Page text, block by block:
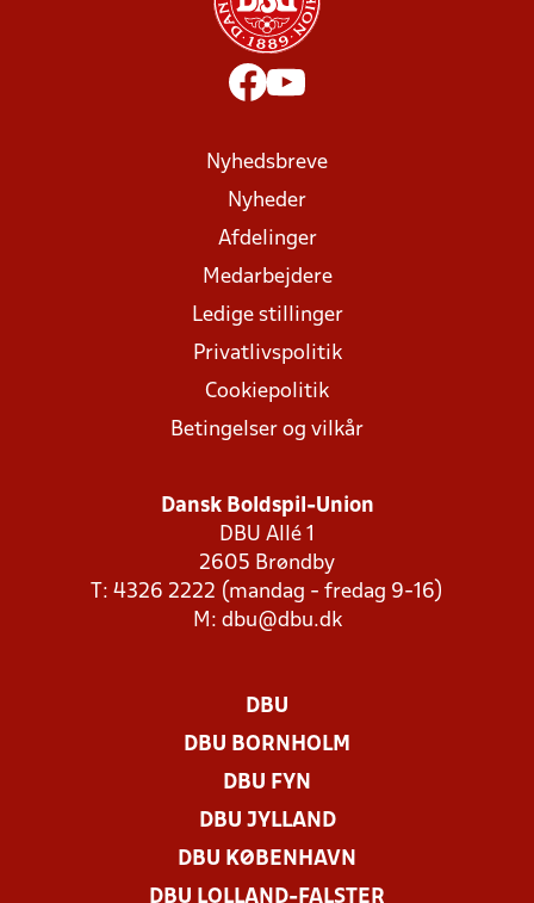
Nyhedsbreve
Nyheder
Afdelinger
Medarbejdere
Ledige stillinger
Privatlivspolitik
Cookiepolitik
Betingelser og vilkår
Dansk Boldspil-Union
DBU Allé 1
2605 Brøndby
T: 4326 2222 (mandag - fredag 9-16)
M: dbu@dbu.dk
DBU
DBU BORNHOLM
DBU FYN
DBU JYLLAND
DBU KØBENHAVN
DBU LOLLAND-FALSTER